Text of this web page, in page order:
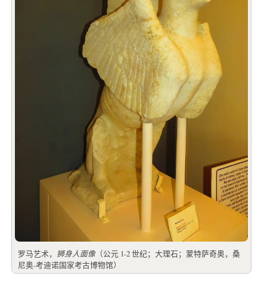
罗马艺术， 狮身人面像（公元 1-2 世纪；大理石；蒙特萨奇奥，桑
尼奥-考迪诺国家考古博物馆）